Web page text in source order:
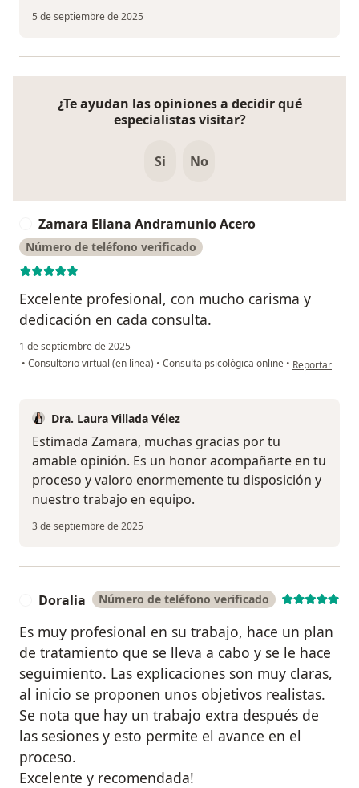
5 de septiembre de 2025
¿Te ayudan las opiniones a decidir qué
especialistas visitar?
Si No
Zamara Eliana Andramunio Acero
Número de teléfono verificado
Excelente profesional, con mucho carisma y
dedicación en cada consulta.
1 de septiembre de 2025
• Consultorio virtual (en línea) • Consulta psicológica online • en opinión del
Reportar
Dra. Laura Villada Vélez
Estimada Zamara, muchas gracias por tu
amable opinión. Es un honor acompañarte en tu
proceso y valoro enormemente tu disposición y
nuestro trabajo en equipo.
3 de septiembre de 2025
Doralia Número de teléfono verificado
Es muy profesional en su trabajo, hace un plan
de tratamiento que se lleva a cabo y se le hace
seguimiento. Las explicaciones son muy claras,
al inicio se proponen unos objetivos realistas.
Se nota que hay un trabajo extra después de
las sesiones y esto permite el avance en el
proceso.
Excelente y recomendada!